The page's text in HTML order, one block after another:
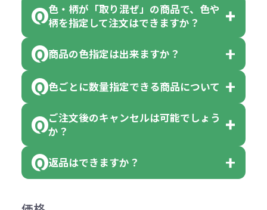
一部商品（※）を除き、注文可能数
です。
ります。
【例】注文可能数が100個の場合
は、100個以上でしたら、何個でも
可能です。
色・柄が「取り混ぜ」の商品で、色や
柄を指定して注文はできますか？
「色・柄 取り混ぜ」のラベルがつい
ている商品は、色指定不可となって
ん。
商品の色指定は出来ますか？
色指定できる商品もございますが商
品の詳細に「色・柄 取り混ぜ」のラ
ベルや商品画像に「〇色取混ぜ」な
色ごとに数量指定できる商品について
「選べる本体色」のラベルが付いて
す。
ご注文後のキャンセルは可能でしょう
か？
お客様都合でのキャンセルは、制作
返品はできますか？